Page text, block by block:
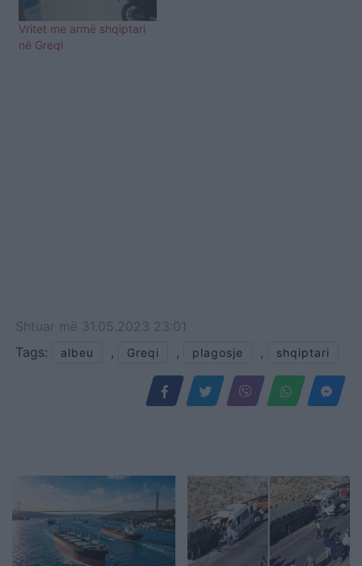
transportuar në spital dhe
ndodhet…
Vritet me armë shqiptari
në Greqi
Shtuar më 31.05.2023 23:01
Tags:
albeu , Greqi , plagosje , shqiptari